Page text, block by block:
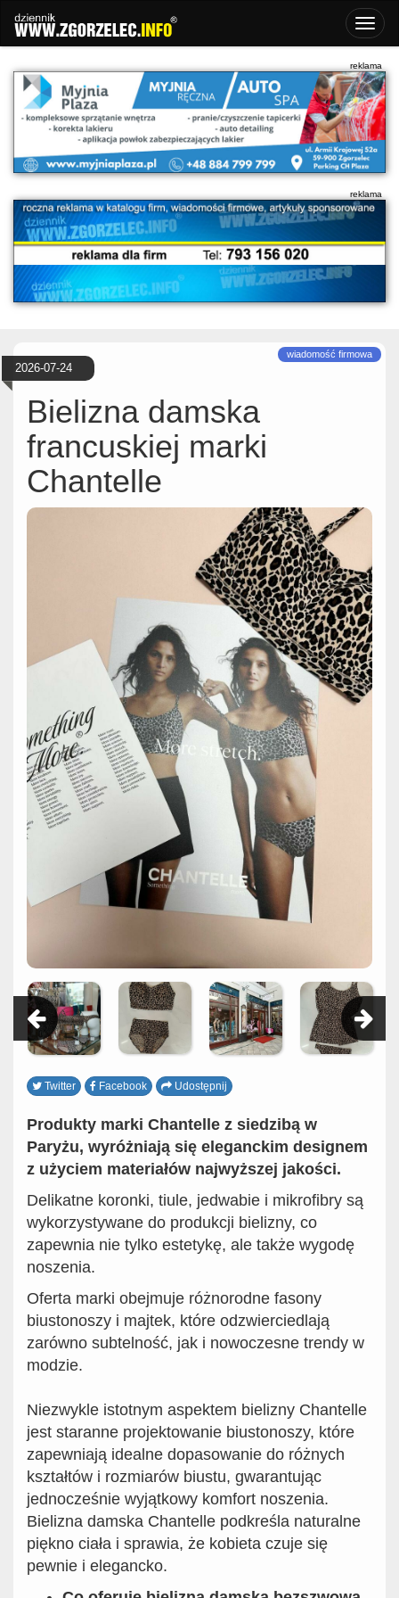
2026-07-24
Bielizna damska
francuskiej marki
Chantelle
Twitter Facebook Udostępnij
Produkty marki Chantelle z siedzibą w
Paryżu, wyróżniają się eleganckim designem
z użyciem materiałów najwyższej jakości.
Delikatne koronki, tiule, jedwabie i mikrofibry są
wykorzystywane do produkcji bielizny, co
zapewnia nie tylko estetykę, ale także wygodę
noszenia.
Oferta marki obejmuje różnorodne fasony
biustonoszy i majtek, które odzwierciedlają
zarówno subtelność, jak i nowoczesne trendy w
modzie.
Niezwykle istotnym aspektem bielizny Chantelle
jest staranne projektowanie biustonoszy, które
zapewniają idealne dopasowanie do różnych
kształtów i rozmiarów biustu, gwarantując
jednocześnie wyjątkowy komfort noszenia.
Bielizna damska Chantelle podkreśla naturalne
piękno ciała i sprawia, że kobieta czuje się
pewnie i elegancko.